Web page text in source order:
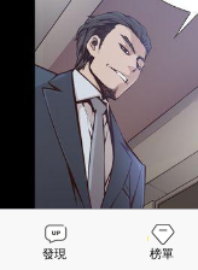
發現 榜單